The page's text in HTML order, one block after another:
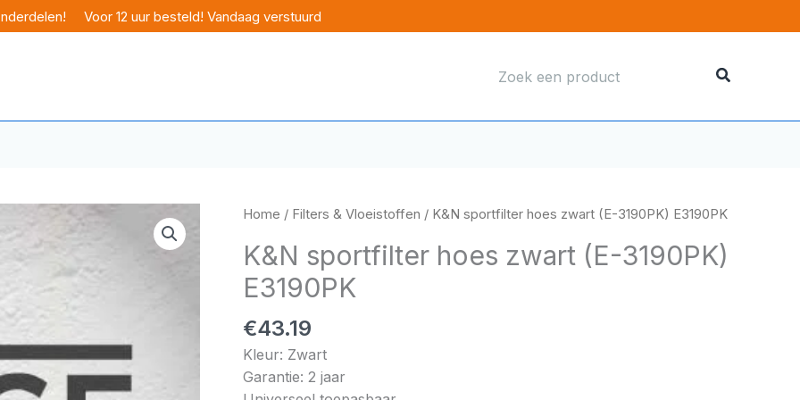
Voor 12 uur besteld! Vandaag verstuurd
naar:
Home / Filters & Vloeistoffen / K&N sportfilter hoes zwart (E-3190PK) E3190PK
K&N sportfilter hoes zwart (E-3190PK)
E3190PK
€43.19
Kleur: Zwart
Garantie: 2 jaar